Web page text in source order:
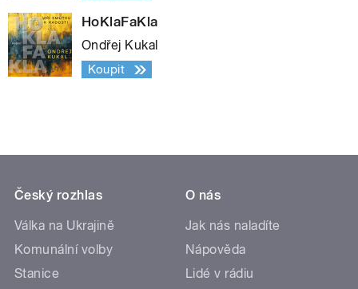
HoKlaFaKla
Ondřej Kukal
Koupit
Český rozhlas
Válka na Ukrajině
Komunální volby
Stanice
O nás
Jak nás naladíte
Nápověda
Lidé v rádiu